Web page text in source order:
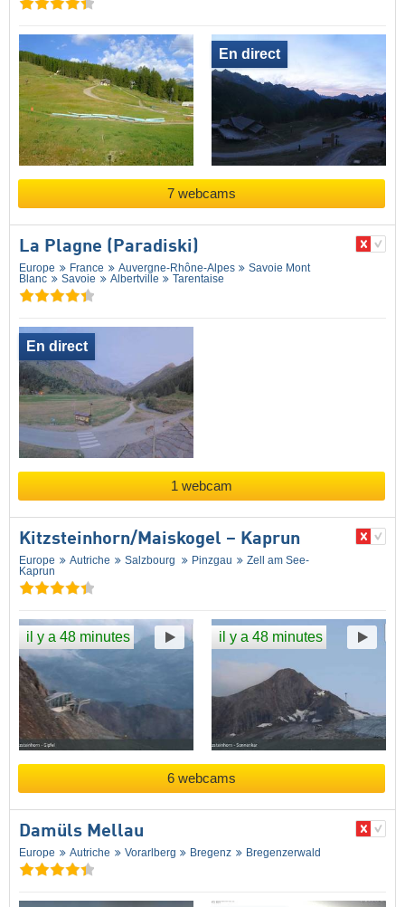
En direct
7 webcams
La Plagne (Paradiski)
Europe France Auvergne-Rhône-Alpes
Savoie Mont
Blanc
Savoie Albertville Tarentaise
En direct
1 webcam
Kitzsteinhorn/​Maiskogel – Kaprun
Europe Autriche Salzbourg Pinzgau
Zell am See-
Kaprun
il y a 48 minutes il y a 48 minutes
6 webcams
Damüls Mellau
Europe Autriche Vorarlberg Bregenz Bregenzerwald